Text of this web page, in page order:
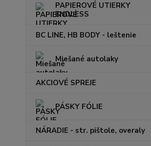
PAPIEROVÉ UTIERKY
ENDLESS
BC LINE, HB BODY - leštenie
Miešané autolaky
AKCIOVÉ SPREJE
PÁSKY FÓLIE
NÁRADIE - str. pištole, overaly